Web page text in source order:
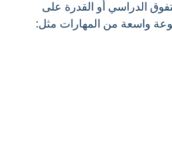
الدراسي أو القدرة على
واسعة من المهارات مثل: